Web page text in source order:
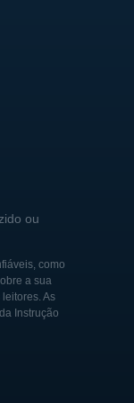
ou
como
a sua
As
Instrução